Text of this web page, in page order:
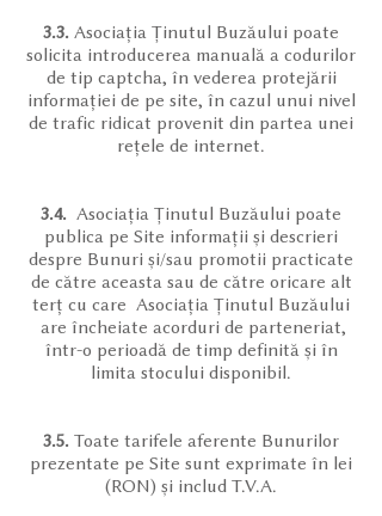
3.3. Asociația Ținutul Buzăului poate
solicita introducerea manuală a codurilor
de tip captcha, în vederea protejării
informației de pe site, în cazul unui nivel
de trafic ridicat provenit din partea unei
rețele de internet.
3.4. Asociația Ținutul Buzăului poate
publica pe Site informații și descrieri
despre Bunuri și/sau promotii practicate
de către aceasta sau de către oricare alt
terț cu care Asociația Ținutul Buzăului
are încheiate acorduri de parteneriat,
într-o perioadă de timp definită și în
limita stocului disponibil.
3.5. Toate tarifele aferente Bunurilor
prezentate pe Site sunt exprimate în lei
(RON) și includ T.V.A.